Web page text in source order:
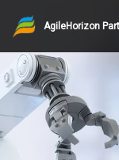
AgileHorizon